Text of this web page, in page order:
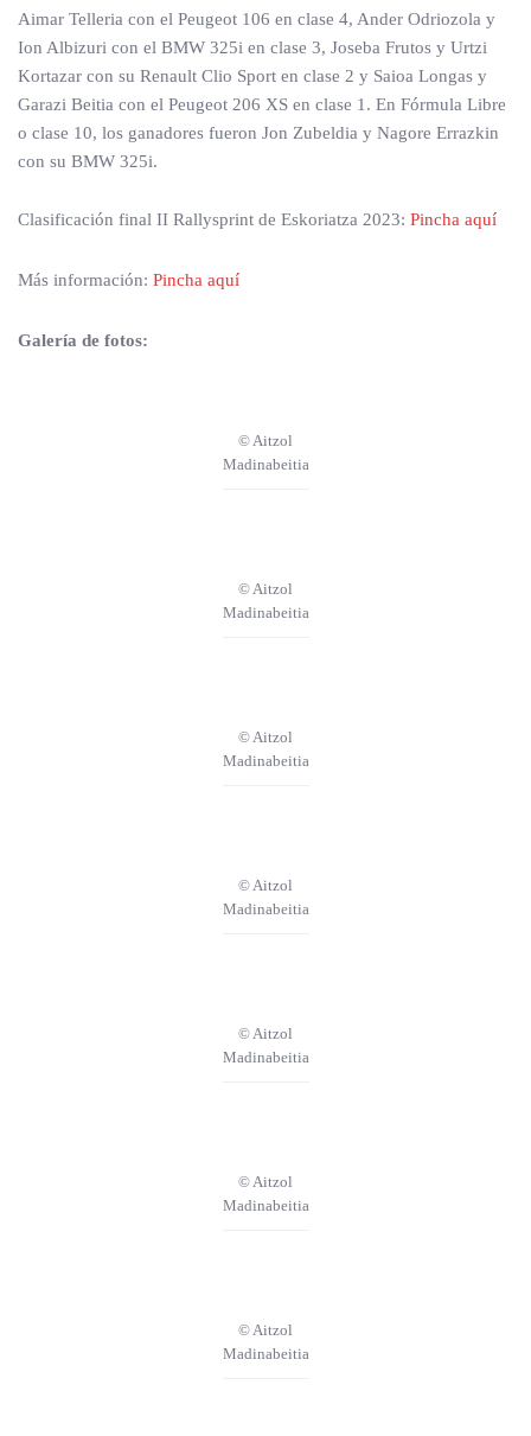
Aimar Telleria con el Peugeot 106 en clase 4, Ander Odriozola y
Ion Albizuri con el BMW 325i en clase 3, Joseba Frutos y Urtzi
Kortazar con su Renault Clio Sport en clase 2 y Saioa Longas y
Garazi Beitia con el Peugeot 206 XS en clase 1. En Fórmula Libre
o clase 10, los ganadores fueron Jon Zubeldia y Nagore Errazkin
con su BMW 325i.
Clasificación final II Rallysprint de Eskoriatza 2023: Pincha aquí
Más información: Pincha aquí
Galería de fotos:
© Aitzol
Madinabeitia
© Aitzol
Madinabeitia
© Aitzol
Madinabeitia
© Aitzol
Madinabeitia
© Aitzol
Madinabeitia
© Aitzol
Madinabeitia
© Aitzol
Madinabeitia